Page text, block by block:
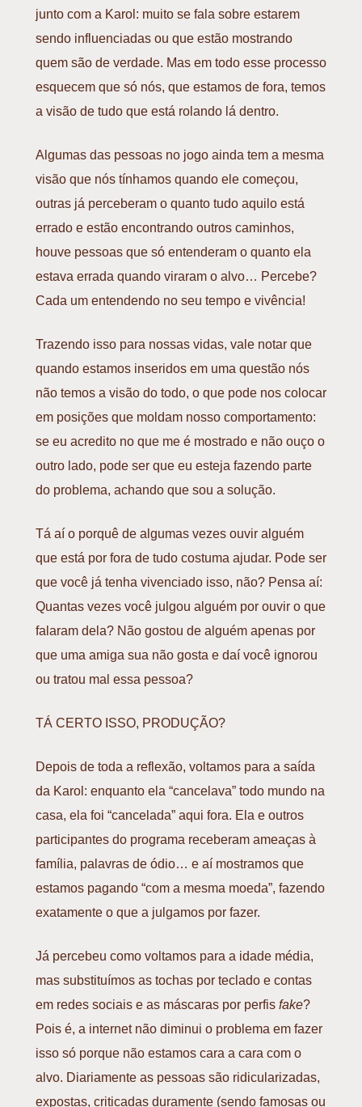
junto com a Karol: muito se fala sobre estarem
sendo influenciadas ou que estão mostrando
quem são de verdade. Mas em todo esse processo
esquecem que só nós, que estamos de fora, temos
a visão de tudo que está rolando lá dentro.
Algumas das pessoas no jogo ainda tem a mesma
visão que nós tínhamos quando ele começou,
outras já perceberam o quanto tudo aquilo está
errado e estão encontrando outros caminhos,
houve pessoas que só entenderam o quanto ela
estava errada quando viraram o alvo… Percebe?
Cada um entendendo no seu tempo e vivência!
Trazendo isso para nossas vidas, vale notar que
quando estamos inseridos em uma questão nós
não temos a visão do todo, o que pode nos colocar
em posições que moldam nosso comportamento:
se eu acredito no que me é mostrado e não ouço o
outro lado, pode ser que eu esteja fazendo parte
do problema, achando que sou a solução.
Tá aí o porquê de algumas vezes ouvir alguém
que está por fora de tudo costuma ajudar. Pode ser
que você já tenha vivenciado isso, não? Pensa aí:
Quantas vezes você julgou alguém por ouvir o que
falaram dela? Não gostou de alguém apenas por
que uma amiga sua não gosta e daí você ignorou
ou tratou mal essa pessoa?
TÁ CERTO ISSO, PRODUÇÃO?
Depois de toda a reflexão, voltamos para a saída
da Karol: enquanto ela “cancelava” todo mundo na
casa, ela foi “cancelada” aqui fora. Ela e outros
participantes do programa receberam ameaças à
família, palavras de ódio… e aí mostramos que
estamos pagando “com a mesma moeda”, fazendo
exatamente o que a julgamos por fazer.
Já percebeu como voltamos para a idade média,
mas substituímos as tochas por teclado e contas
em redes sociais e as máscaras por perfis fake?
Pois é, a internet não diminui o problema em fazer
isso só porque não estamos cara a cara com o
alvo. Diariamente as pessoas são ridicularizadas,
expostas, criticadas duramente (sendo famosas ou